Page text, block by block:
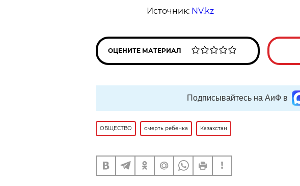
Источник: NV.kz
ОЦЕНИТЕ МАТЕРИАЛ
Подписывайтесь на АиФ в
ОБЩЕСТВО смерть ребенка Казахстан